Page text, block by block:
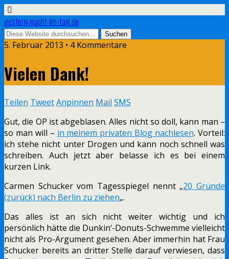
gestern-nacht-im-taxi.de
5. Februar 2013 • 4 Kommentare
Vielen Dank!
Teilen TweetAnpinnen Mail SMS
Gut, die OP ist abgeblasen. Alles nicht so doll, kann man –
so man will – in meinem privaten Blog nachlesen. Vorteil:
ich stehe nicht unter Drogen und kann noch schnell was
schreiben. Auch jetzt aber belasse ich es bei einem
kurzen Link.
Carmen Schucker vom Tagesspiegel nennt „20 Gründe
(zurück) nach Berlin zu ziehen„.
Das alles ist an sich nicht weiter wichtig und ich
persönlich hätte die Dunkin‘-Donuts-Schwemme vielleicht
nicht als Pro-Argument gesehen. Aber immerhin hat Frau
Schucker bereits an dritter Stelle darauf verwiesen, dass